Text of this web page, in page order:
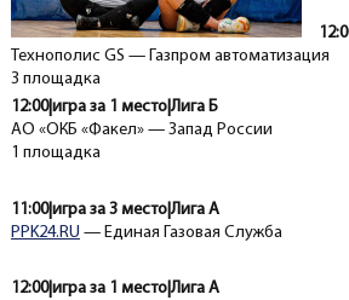
Технополис GS — Газпром автоматизация
3 площадка
12:00|игра за 1 место|Лига Б
АО «ОКБ «Факел» — Запад России
1 площадка
11:00|игра за 3 место|Лига А
PPK24.RU — Единая Газовая Служба
12:00|игра за 1 место|Лига А